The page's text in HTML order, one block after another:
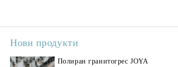
Нови продукти
Полиран гранитогрес JOYA